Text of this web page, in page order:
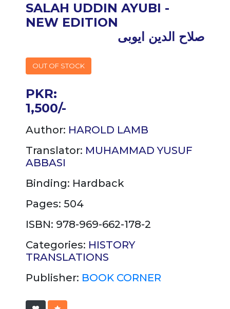
SALAH UDDIN AYUBI -
NEW EDITION
صلاح الدین ایوبی
OUT OF STOCK
PKR:
1,500/-
Author: HAROLD LAMB
Translator: MUHAMMAD YUSUF
ABBASI
Binding: Hardback
Pages: 504
ISBN: 978-969-662-178-2
Categories: HISTORY
TRANSLATIONS
Publisher: BOOK CORNER